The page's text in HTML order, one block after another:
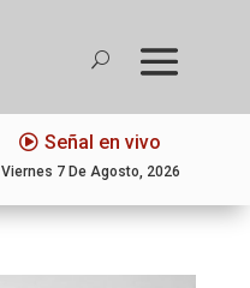
Señal en vivo
Viernes 7 De Agosto, 2026